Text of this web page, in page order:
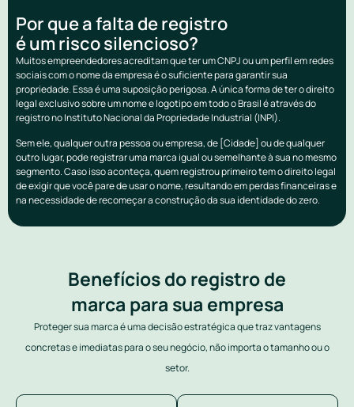
Por que a falta de registro
é um risco silencioso?
Muitos empreendedores acreditam que ter um CNPJ ou um perfil em redes
sociais com o nome da empresa é o suficiente para garantir sua
propriedade. Essa é uma suposição perigosa. A única forma de ter o direito
legal exclusivo sobre um nome e logotipo em todo o Brasil é através do
registro no Instituto Nacional da Propriedade Industrial (INPI).
Sem ele, qualquer outra pessoa ou empresa, de [Cidade] ou de qualquer
outro lugar, pode registrar uma marca igual ou semelhante à sua no mesmo
segmento. Caso isso aconteça, quem registrou primeiro tem o direito legal
de exigir que você pare de usar o nome, resultando em perdas financeiras e
na necessidade de recomeçar a construção da sua identidade do zero.
Benefícios do registro de
marca para sua empresa
Proteger sua marca é uma decisão estratégica que traz vantagens
concretas e imediatas para o seu negócio, não importa o tamanho ou o
setor.